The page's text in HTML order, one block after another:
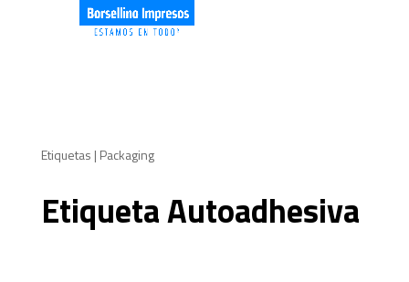
Etiquetas | Packaging
Etiqueta Autoadhesiva